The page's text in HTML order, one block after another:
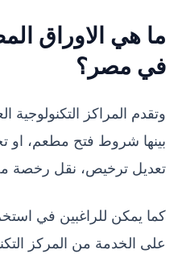
ما هي الاوراق
في مصر؟
وتقدم المراكز
بينها شروط فتح مطعم، او
تعديل ترخيص، نقل رخصة
كما يمكن للراغبين في
على الخدمة من المركز